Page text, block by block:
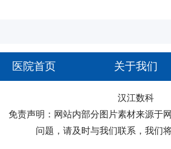
医院首页 关于我们
汉江数科
免责声明：网站内部分图片素材来源于
问题，请及时与我们联系，我们